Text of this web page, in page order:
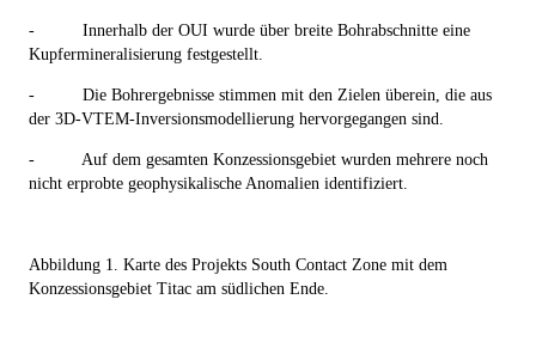
-
Innerhalb der OUI wurde über breite Bohrabschnitte eine
Kupfermineralisierung festgestellt.
-
Die Bohrergebnisse stimmen mit den Zielen überein, die aus
der 3D-VTEM-Inversionsmodellierung hervorgegangen sind.
-
Auf dem gesamten Konzessionsgebiet wurden mehrere noch
nicht erprobte geophysikalische Anomalien identifiziert.
Abbildung 1. Karte des Projekts South Contact Zone mit dem
Konzessionsgebiet Titac am südlichen Ende.